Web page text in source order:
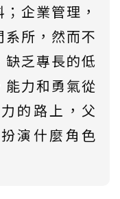
企業管理，
所，然而不
乏專長的低
力和勇氣從
的路上，父
演什麼角色